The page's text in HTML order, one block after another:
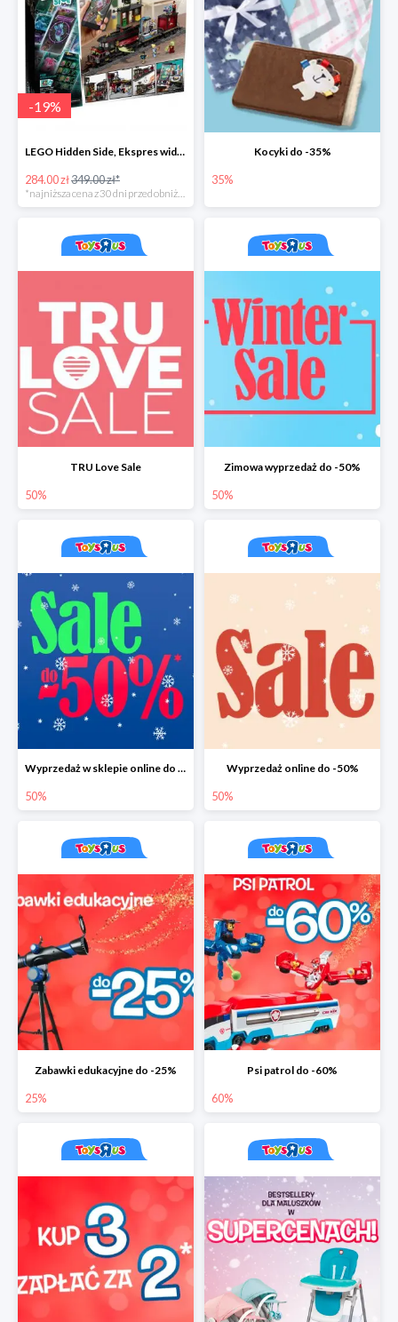
-19%
LEGO Hidden Side, Ekspres widmo
284.00 zł349.00 zł*
*najniższa cena z 30 dni przed obniżką
Kocyki do -35%
35%
TRU Love Sale
50%
Zimowa wyprzedaż do -50%
50%
Wyprzedaż w sklepie online do -50%
50%
Wyprzedaż online do -50%
50%
Zabawki edukacyjne do -25%
25%
Psi patrol do -60%
60%